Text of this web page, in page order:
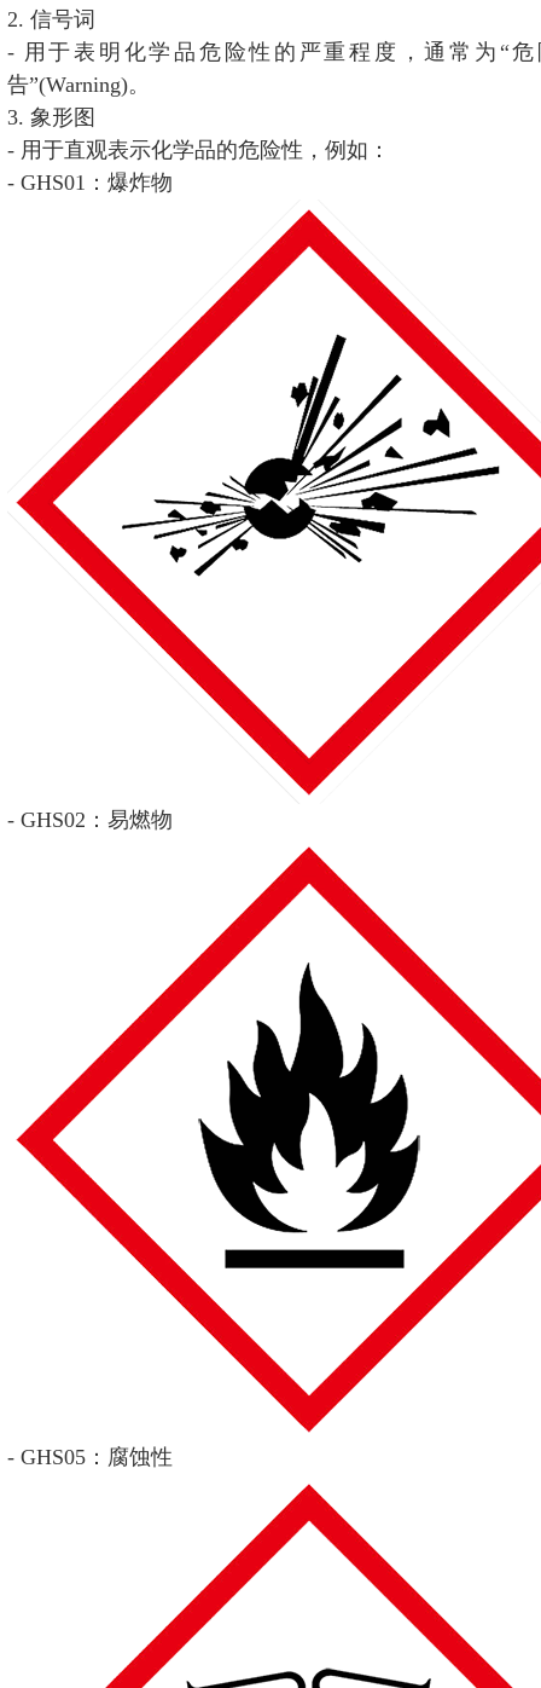
2. 信号词
- 用于表明化学品危险性的严重程度，通常为“危
告”(Warning)。
3. 象形图
- 用于直观表示化学品的危险性，例如：
- GHS01：爆炸物
- GHS02：易燃物
- GHS05：腐蚀性